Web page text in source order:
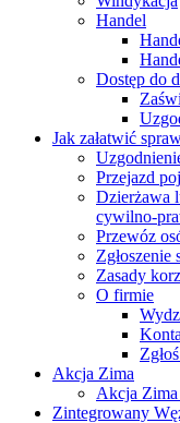
Handel
Dostęp do
Jak załatwić
Przejazd
Dzierżawa
cywilno-
Przewóz
Zasady
O firmie
Akcja Zima
Akcja
Zintegrowany